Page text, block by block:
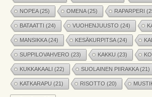
NOPEA(25) OMENA(25) RAPARPERI
BATAATTI (24) VUOHENJUUSTO (24)
MANSIKKA(24) KESÄKURPITSA(24)
SUPPILOVAHVERO (23) KAKKU (23)
KUKKAKAALI (22) SUOLAINEN PIIRAKKA(21)
KATKARAPU (21) RISOTTO (20)